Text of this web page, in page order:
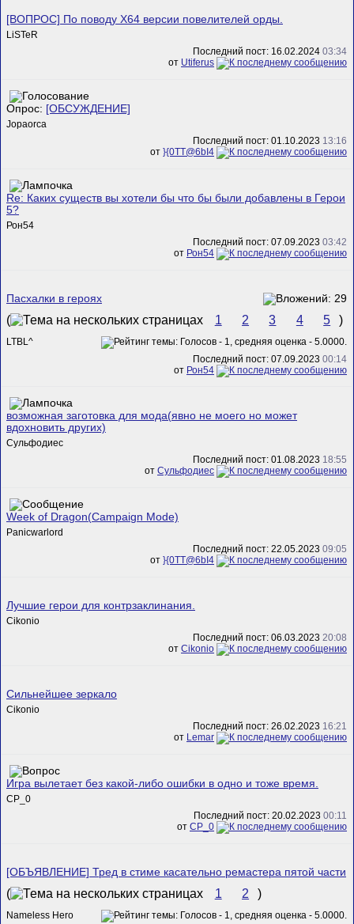
[ВОПРОС] По поводу Х64 версии повелителей орды.
LiSTeR
Последний пост: 16.02.2024 03:34
от Utiferus
Опрос: [ОБСУЖДЕНИЕ]
Jopaorca
Последний пост: 01.10.2023 13:16
от }{0TT@6bI4
Re: Каких существ вы хотели бы что бы были добавлены в Герои
5?
Рон54
Последний пост: 07.09.2023 03:42
от Рон54
Пасхалки в героях
( 1 2 3 4 5 )
LTBL^
Последний пост: 07.09.2023 00:14
от Рон54
возможная заготовка для мода(явно не моего но может
вдохновить других)
Сульфодиес
Последний пост: 01.08.2023 18:55
от Сульфодиес
Week of Dragon(Campaign Mode)
Panicwarlord
Последний пост: 22.05.2023 09:05
от }{0TT@6bI4
Лучшие герои для контрзаклинания.
Cikonio
Последний пост: 06.03.2023 20:08
от Cikonio
Сильнейшее зеркало
Cikonio
Последний пост: 26.02.2023 16:21
от Lemar
Игра вылетает без какой-либо ошибки в одно и тоже время.
CP_0
Последний пост: 20.02.2023 00:11
от CP_0
[ОБЪЯВЛЕНИЕ] Тред в стиме касательно ремастера пятой части
( 1 2 )
Nameless Hero